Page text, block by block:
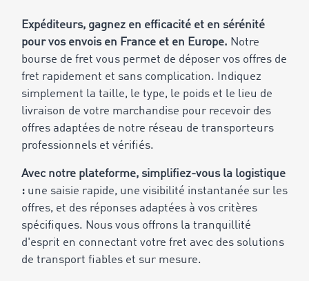
Expéditeurs, gagnez en efficacité et en sérénité
pour vos envois en France et en Europe. Notre
bourse de fret vous permet de déposer vos offres de
fret rapidement et sans complication. Indiquez
simplement la taille, le type, le poids et le lieu de
livraison de votre marchandise pour recevoir des
offres adaptées de notre réseau de transporteurs
professionnels et vérifiés.
Avec notre plateforme, simplifiez-vous la logistique
: une saisie rapide, une visibilité instantanée sur les
offres, et des réponses adaptées à vos critères
spécifiques. Nous vous offrons la tranquillité
d'esprit en connectant votre fret avec des solutions
de transport fiables et sur mesure.